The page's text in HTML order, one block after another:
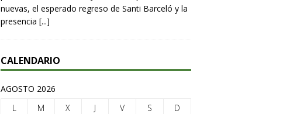
nuevas, el esperado regreso de Santi Barceló y la
presencia [...]
CALENDARIO
AGOSTO 2026
L
M X J V S
D